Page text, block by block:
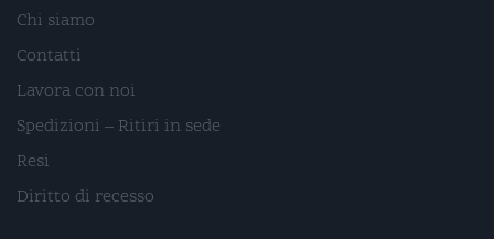
Chi siamo
Contatti
Lavora con noi
Spedizioni – Ritiri in sede
Resi
Diritto di recesso